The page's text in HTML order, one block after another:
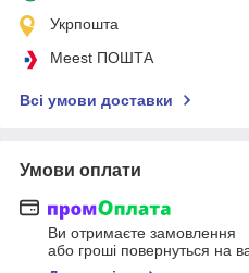
Укрпошта
Meest ПОШТА
Всі умови доставки
Умови оплати
Ви отримаєте замовлення
або гроші повернуться на